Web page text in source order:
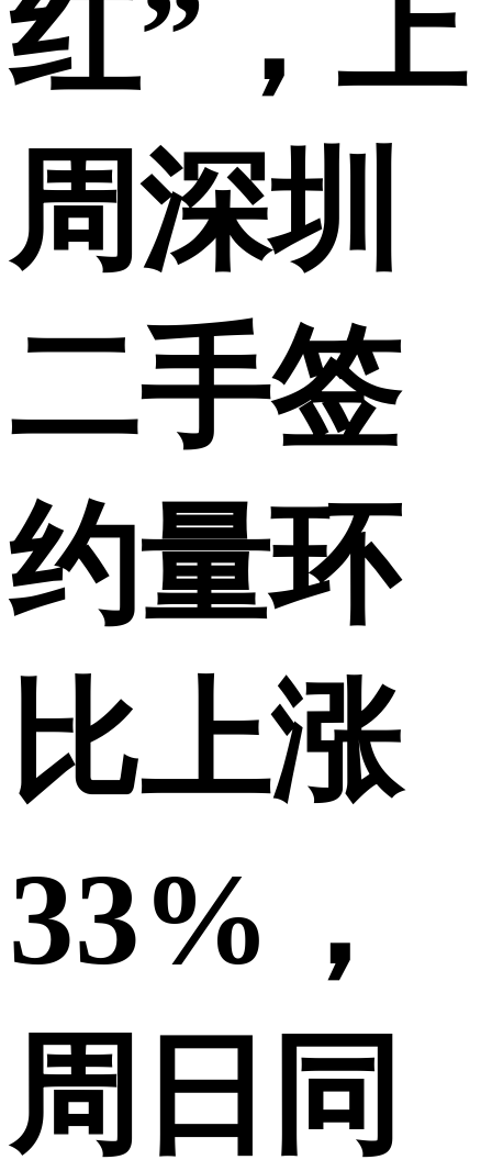
红”，上
周深圳
二手签
约量环
比上涨
33%，
周日同